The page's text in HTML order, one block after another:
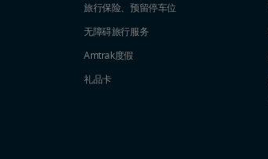
旅行保险、预留停车位
无障碍旅行服务
Amtrak度假
礼品卡